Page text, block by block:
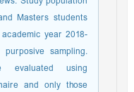
Masters students
year 2018-
sampling.
evaluated using
and only those